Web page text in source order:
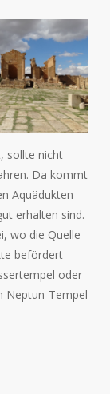
sollte nicht
Da kommt
Aquädukten
erhalten sind.
wo die Quelle
befördert
oder
Neptun-Tempel